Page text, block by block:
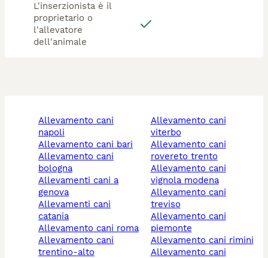
L'inserzionista è il
proprietario o
l'allevatore
dell'animale
allevamento cani
napoli
allevamento cani bari
allevamento cani
bologna
allevamenti cani a
genova
allevamenti cani
catania
allevamento cani roma
allevamento cani
trentino-alto
allevamento cani
viterbo
allevamento cani
rovereto trento
allevamento cani
vignola modena
allevamento cani
treviso
allevamento cani
piemonte
allevamento cani rimini
allevamento cani